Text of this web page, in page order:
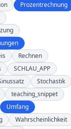
Prozentrechnung
Rechnen
SCHLAU_APP
Stochastik
teaching_snippet
Umfang
Wahrscheinlichkeit